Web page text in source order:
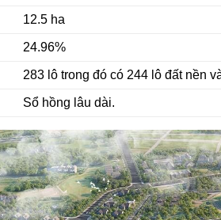
12.5 ha
24.96%
283 lô trong đó có 244 lô đất nền
Sổ hồng lâu dài.